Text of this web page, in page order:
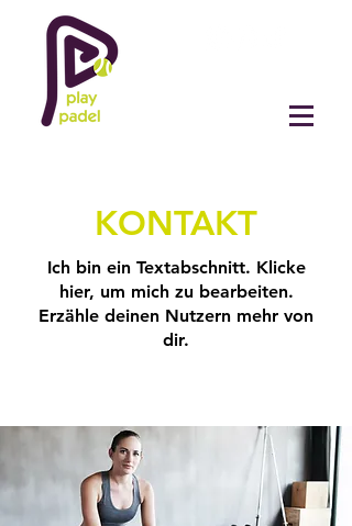
KONTAKT
Ich bin ein Textabschnitt. Klicke
hier, um mich zu bearbeiten.
Erzähle deinen Nutzern mehr von
dir.